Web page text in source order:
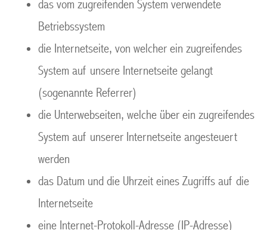
das vom zugreifenden System verwendete
Betriebssystem
die Internetseite, von welcher ein zugreifendes
System auf unsere Internetseite gelangt
(sogenannte Referrer)
die Unterwebseiten, welche über ein zugreifendes
System auf unserer Internetseite angesteuert
werden
das Datum und die Uhrzeit eines Zugriffs auf die
Internetseite
eine Internet-Protokoll-Adresse (IP-Adresse)